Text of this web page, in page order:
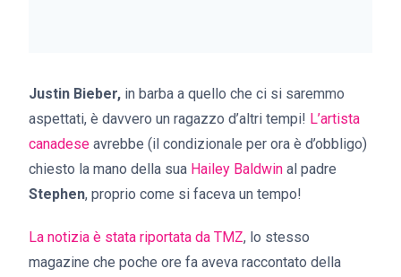
Justin Bieber, in barba a quello che ci si saremmo
aspettati, è davvero un ragazzo d’altri tempi! L’artista
canadese avrebbe (il condizionale per ora è d’obbligo)
chiesto la mano della sua Hailey Baldwin al padre
Stephen, proprio come si faceva un tempo!
La notizia è stata riportata da TMZ, lo stesso
magazine che poche ore fa aveva raccontato della